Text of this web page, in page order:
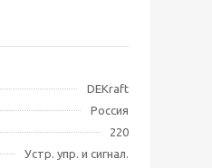
DEKraft
Россия
220
Устр. упр. и сигнал.